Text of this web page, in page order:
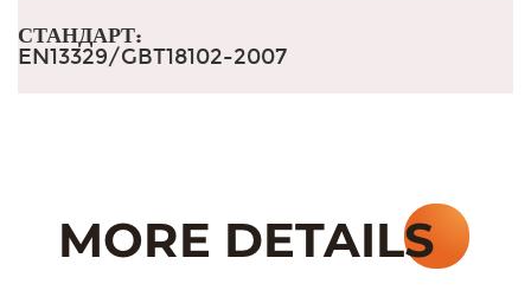
СТАНДАРТ:
EN13329/GBT18102-2007